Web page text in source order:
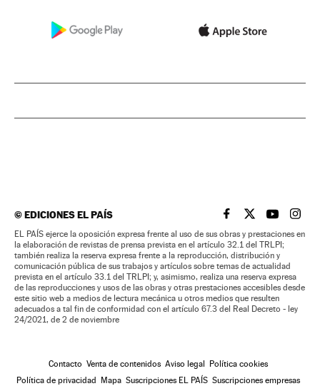
©EDICIONES EL PAÍS EL PAÍS BRASIL EN
EL PAÍSEL PAÍS
EL
EL PAÍS ejerce la oposición expresa frente al uso de sus obras y prestaciones en
la elaboración de revistas de prensa prevista en el artículo 32.1 del TRLPI;
también realiza la reserva expresa frente a la reproducción, distribución y
comunicación pública de sus trabajos y artículos sobre temas de actualidad
prevista en el artículo 33.1 del TRLPI; y, asimismo, realiza una reserva expresa
de las reproducciones y usos de las obras y otras prestaciones accesibles desde
este sitio web a medios de lectura mecánica u otros medios que resulten
adecuados a tal fin de conformidad con el artículo 67.3 del Real Decreto - ley
24/2021, de 2 de noviembre
Contacto Venta de contenidos Aviso legal Política cookies
Política de privacidad Mapa Suscripciones EL PAÍS Suscripciones empresas